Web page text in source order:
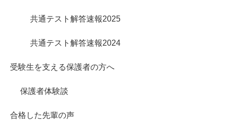
共通テスト解答速報2025
共通テスト解答速報2024
受験生を支える保護者の方へ
保護者体験談
合格した先輩の声